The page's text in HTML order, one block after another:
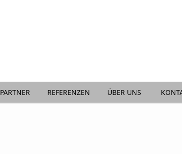
PARTNER REFERENZEN ÜBER UNS